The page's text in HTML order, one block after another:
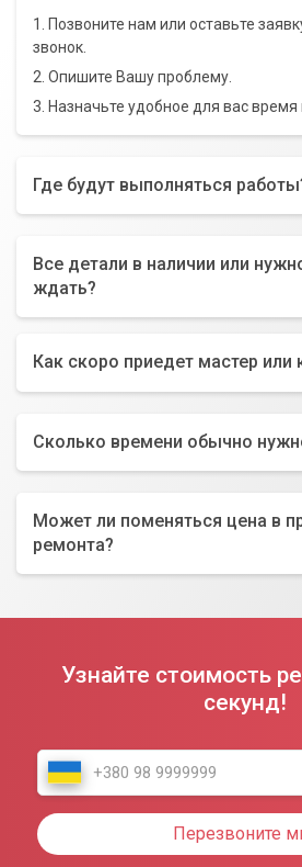
1. Позвоните нам или оставьте
звонок.
2. Опишите Вашу проблему.
3. Назначьте удобное для вас время
Где будут выполняться
Все детали в наличии или
ждать?
Как скоро приедет мастер или
Сколько времени обычно
Может ли поменяться цена в
ремонта?
Узнайте стоимость
секунд!
Перезвоните